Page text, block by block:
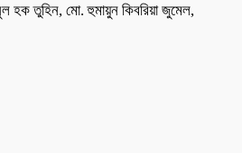
তুহিন, মো. হুমায়ুন কিবরিয়া জুমেল,